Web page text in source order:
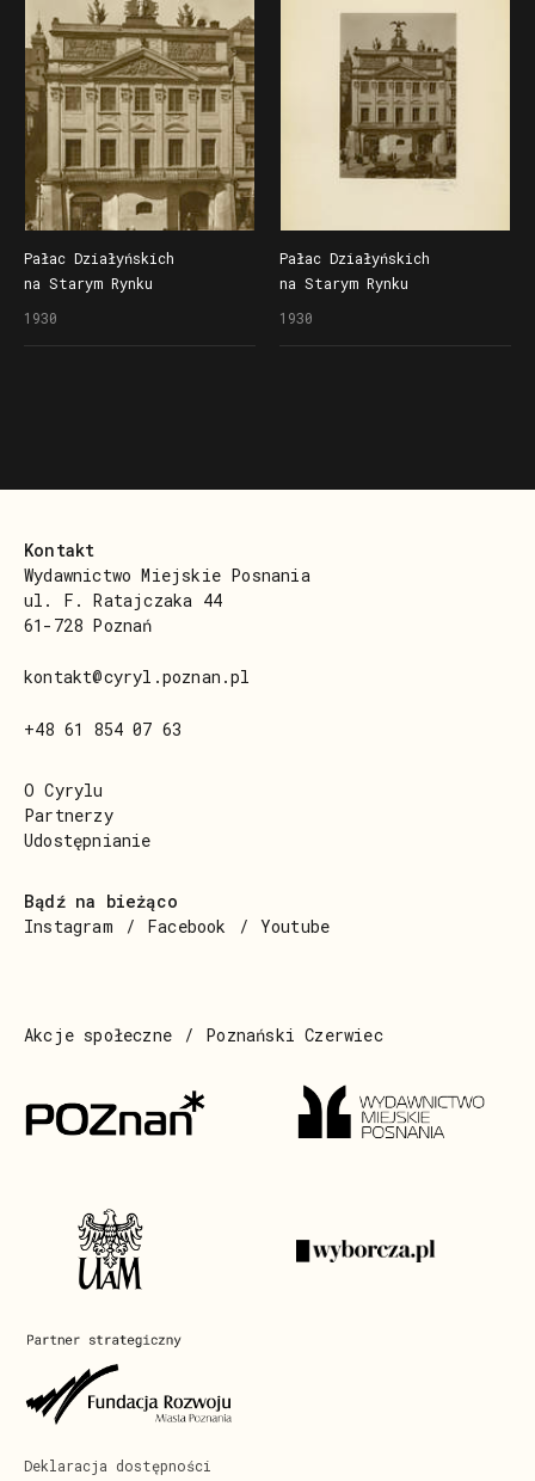
Pałac Działyńskich
na Starym Rynku
1930
Pałac Działyńskich
na Starym Rynku
1930
Kontakt
Wydawnictwo Miejskie Posnania
ul. F. Ratajczaka 44
61-728 Poznań
kontakt@cyryl.poznan.pl
+48 61 854 07 63
O Cyrylu
Partnerzy
Udostępnianie
Bądź na bieżąco
Instagram
Facebook Youtube
Akcje społeczne Poznański Czerwiec
Deklaracja dostępności